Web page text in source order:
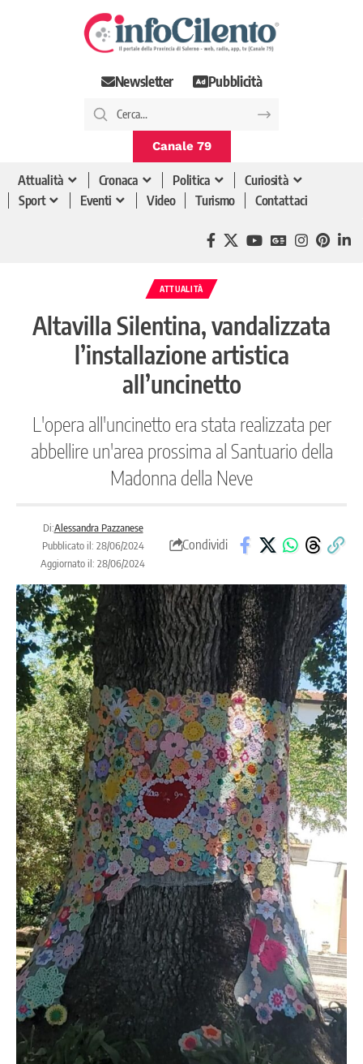
Newsletter Pubblicità
Canale 79
Attualità Cronaca Politica
Curiosità
Sport
Eventi Video Turismo Contattaci
ATTUALITÀ
Altavilla Silentina, vandalizzata
l’installazione artistica
all’uncinetto
L'opera all'uncinetto era stata realizzata per
abbellire un'area prossima al Santuario della
Madonna della Neve
Di:Alessandra Pazzanese
Pubblicato il: 28/06/2024
Aggiornato il: 28/06/2024
Condividi